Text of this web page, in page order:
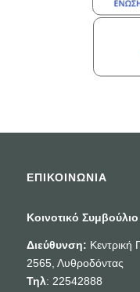
ΕΠΙΚΟΙΝΩΝΙΑ
Κοινοτικό
Διεύθυνση: Κεντρική
2565, Λυθροδόντας
Τηλ: 22542888